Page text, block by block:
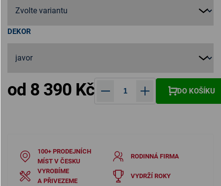
DEKOR
od 8 390 Kč DO KOŠÍKU
100+ PRODEJNÍCH
MÍST V ČESKU
RODINNÁ FIRMA
VYROBÍME
A PŘIVEZEME
VYDRŽÍ ROKY